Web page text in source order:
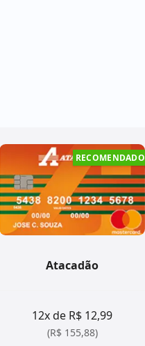
RECOMENDADO
Atacadão
12x de R$ 12,99
(R$ 155,88)